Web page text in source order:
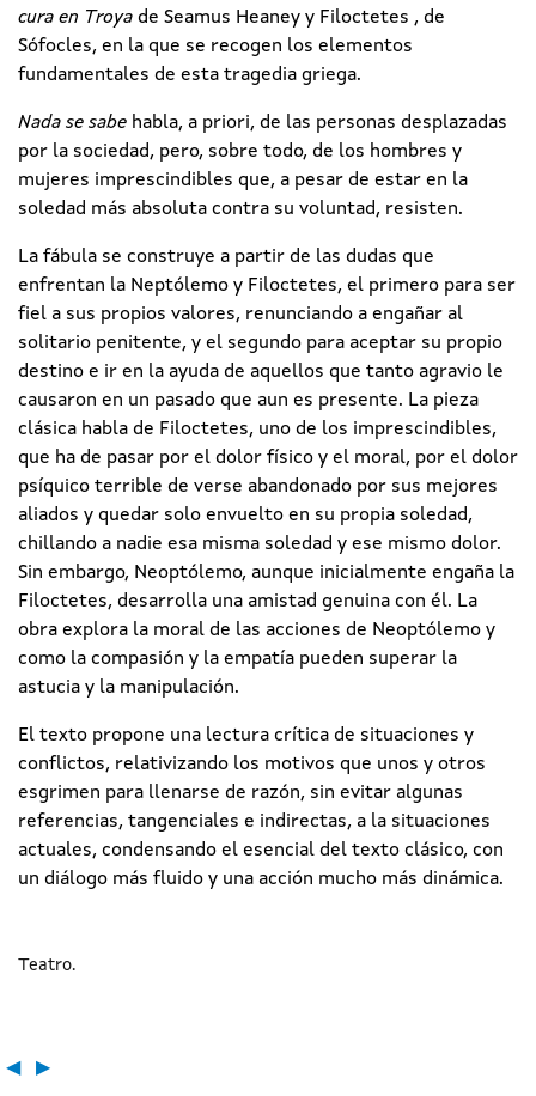
cura en Troya de Seamus Heaney y Filoctetes , de
Sófocles, en la que se recogen los elementos
fundamentales de esta tragedia griega.
Nada se sabe habla, a priori, de las personas desplazadas
por la sociedad, pero, sobre todo, de los hombres y
mujeres imprescindibles que, a pesar de estar en la
soledad más absoluta contra su voluntad, resisten.
La fábula se construye a partir de las dudas que
enfrentan la Neptólemo y Filoctetes, el primero para ser
fiel a sus propios valores, renunciando a engañar al
solitario penitente, y el segundo para aceptar su propio
destino e ir en la ayuda de aquellos que tanto agravio le
causaron en un pasado que aun es presente. La pieza
clásica habla de Filoctetes, uno de los imprescindibles,
que ha de pasar por el dolor físico y el moral, por el dolor
psíquico terrible de verse abandonado por sus mejores
aliados y quedar solo envuelto en su propia soledad,
chillando a nadie esa misma soledad y ese mismo dolor.
Sin embargo, Neoptólemo, aunque inicialmente engaña la
Filoctetes, desarrolla una amistad genuina con él. La
obra explora la moral de las acciones de Neoptólemo y
como la compasión y la empatía pueden superar la
astucia y la manipulación.
El texto propone una lectura crítica de situaciones y
conflictos, relativizando los motivos que unos y otros
esgrimen para llenarse de razón, sin evitar algunas
referencias, tangenciales e indirectas, a la situaciones
actuales, condensando el esencial del texto clásico, con
un diálogo más fluido y una acción mucho más dinámica.
Teatro
◀ ▶